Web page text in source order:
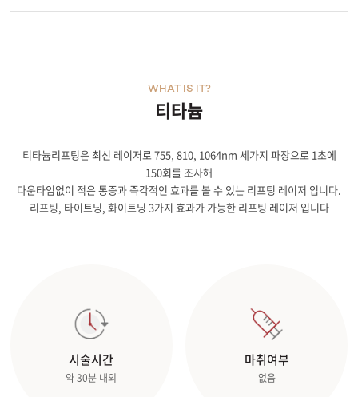
티타늄
WHAT IS IT?
티타늄리프팅은 최신 레이저로 755, 810, 1064nm 세가지 파장으로 1초에
150회를 조사해
다운타임없이 적은 통증과 즉각적인 효과를 볼 수 있는 리프팅 레이저 입니다.
리프팅, 타이트닝, 화이트닝 3가지 효과가 가능한 리프팅 레이저 입니다
시술시간
약 30분 내외
마취여부
없음